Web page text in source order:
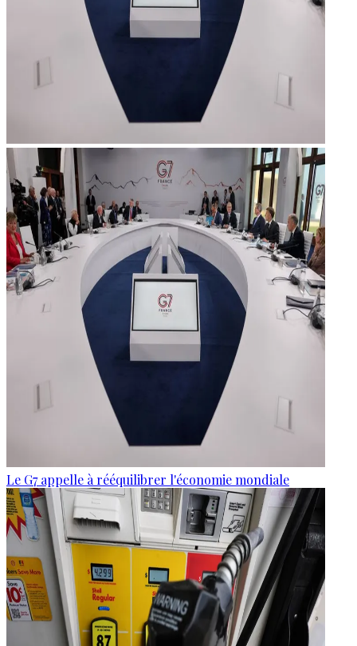
Le G7 appelle à rééquilibrer l'économie mondiale